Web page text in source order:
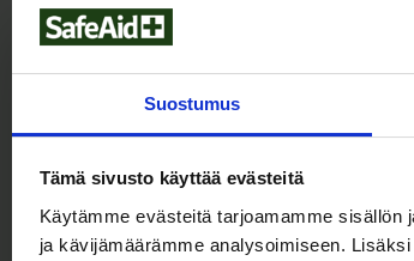
Suostumus
Tämä sivusto käyttää evästeitä
Käytämme evästeitä tarjoamamme sisällön
ja kävijämäärämme analysoimiseen.